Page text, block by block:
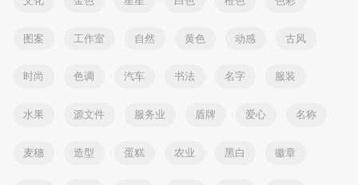
图案 工作室 自然 黄色 动感 古风
时尚 色调 汽车 书法 名字 服装
水果 源文件 服务业 盾牌 爱心 名称
麦穗 造型 蛋糕 农业 黑白 徽章